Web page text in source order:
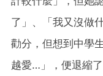
了」、「我又沒做
勸分，但想到中學
越愛…」，便退縮